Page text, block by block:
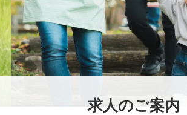
求人のご案内